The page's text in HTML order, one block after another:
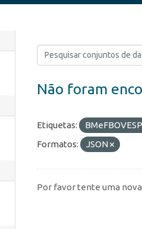
Não foram
Etiquetas:
Formatos:
JSON
Por favor tente uma nova